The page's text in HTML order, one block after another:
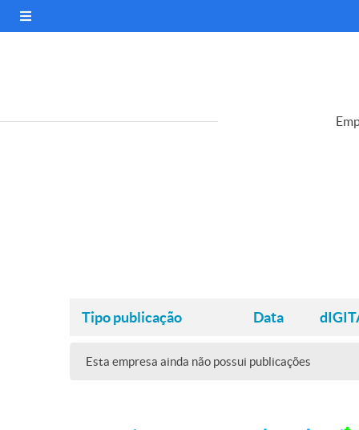
Tipo publicação Data
Esta empresa ainda não possui publicações